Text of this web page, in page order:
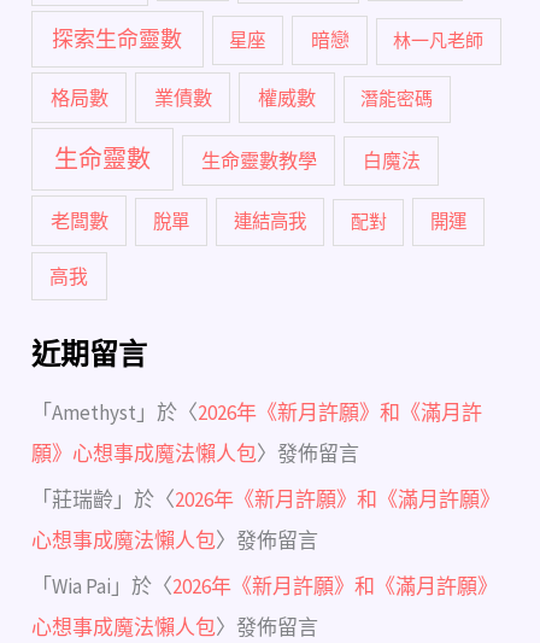
探索生命靈數 星座 暗戀 林一凡老師
格局數 業債數 權威數 潛能密碼
生命靈數 生命靈數教學 白魔法
老闆數 脫單 連結高我 配對 開運
高我
近期留言
「Amethyst 」於〈2026年《新月許願》和《滿月許
願》心想事成魔法懶人包〉發佈留言
「莊瑞齡 」於〈2026年《新月許願》和《滿月許願》
心想事成魔法懶人包〉發佈留言
「Wia Pai 」於〈2026年《新月許願》和《滿月許願》
心想事成魔法懶人包〉發佈留言